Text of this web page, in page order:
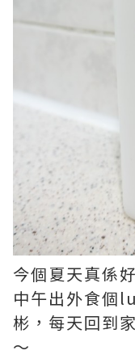
今個夏天真係
中午出外食個
彬，每天回到
～